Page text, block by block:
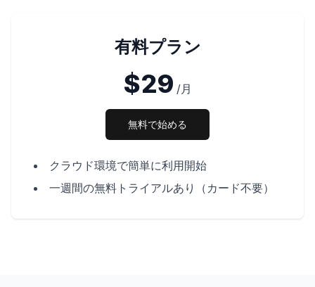
有料プラン
$29 /月
無料で始める
クラウド環境で簡単に利用開始
一週間の無料トライアルあり（カード不要）